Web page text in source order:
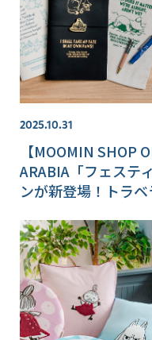
2025.10.31
【MOOMIN SHOP
ARABIA「フェステ
ンが新登場！トラ